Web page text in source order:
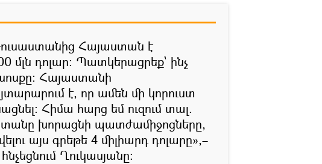
Հայաստան է
մլն դոլար։ Պատկերացրեք` ինչ
Հայաստանի
է, որ ամեն մի կորուստ
Հիմա հարց եմ ուզում տալ.
խորացնի պատժամիջոցները,
այս գրեթե 4 միլիարդ դոլարը»,–
Ղուկասյանը։